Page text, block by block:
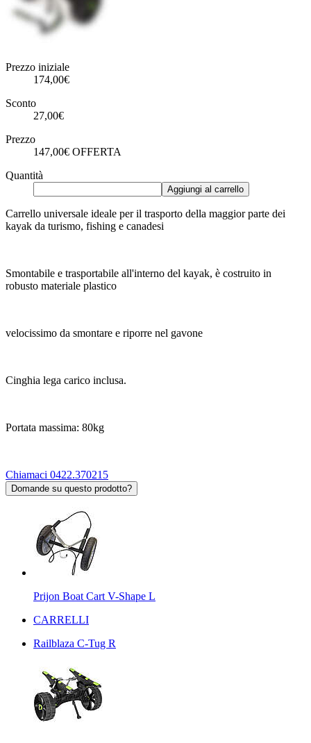
Prezzo iniziale
174,00€
Sconto
27,00€
Prezzo
147,00€ OFFERTA
Quantità
Aggiungi al carrello
Carrello universale ideale per il trasporto della maggior parte dei
kayak da turismo, fishing e canadesi
Smontabile e trasportabile all'interno del kayak, è costruito in
robusto materiale plastico
velocissimo da smontare e riporre nel gavone
Cinghia lega carico inclusa.
Portata massima: 80kg
Chiamaci 0422.370215
Domande su questo prodotto?
Prijon Boat Cart V-Shape L
CARRELLI
Railblaza C-Tug R